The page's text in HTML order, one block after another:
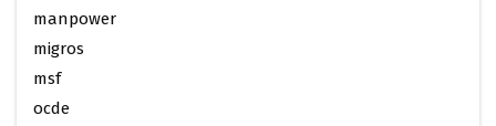
manpower
migros
msf
ocde